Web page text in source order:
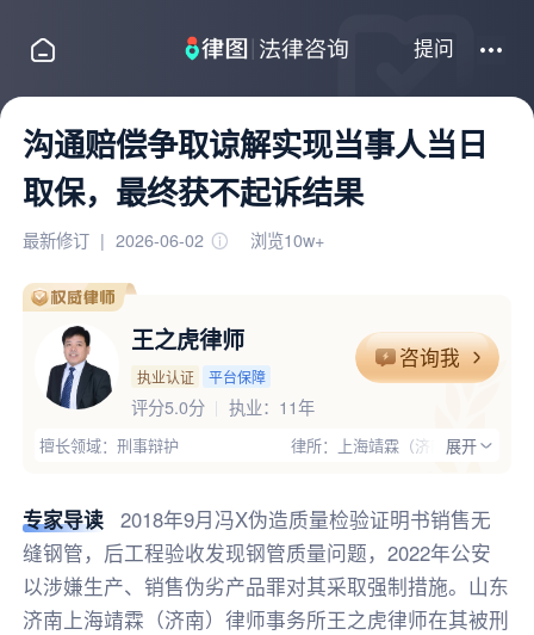
提问
沟通赔偿争取谅解实现当事人当日
取保，最终获不起诉结果
最新修订 | 2026-06-02 浏览10w+
王之虎律师
执业认证 平台保障
咨询我
评分5.0分 执业： 11年
擅长领域：刑事辩护
律所：上海靖霖（济南）律师事务所
展开
专家导读
2018年9月冯X伪造质量检验证明书销售无
缝钢管，后工程验收发现钢管质量问题，2022年公安
以涉嫌生产、销售伪劣产品罪对其采取强制措施。山东
济南上海靖霖（济南）律师事务所王之虎律师在其被刑